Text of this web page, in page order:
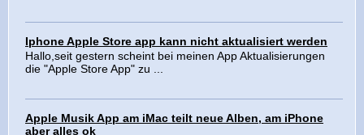
Iphone Apple Store app kann nicht aktualisiert werden
Hallo,seit gestern scheint bei meinen App Aktualisierungen
die "Apple Store App" zu ...
Apple Musik App am iMac teilt neue Alben, am iPhone
aber alles ok